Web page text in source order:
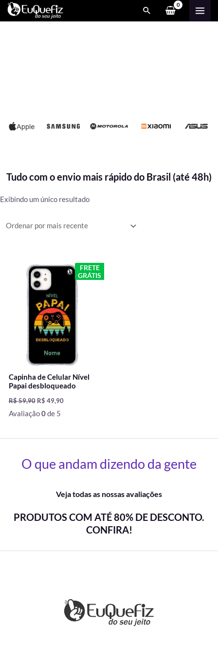
Tudo com o envio mais rápido do Brasil (até 48h)
Exibindo um único resultado
FRETE
GRÁTIS
Capinha de Celular Nível
Papai desbloqueado
R$59,90
O
preço
original
era:
R$ 59,90.
R$ 49,90
O
preço
atual
R$ 49,90.
Avaliação0de 5
O que andam dizendo da gente
Veja todas as nossas avaliações
PRODUTOS COM ATÉ 80% DE DESCONTO.
CONFIRA!